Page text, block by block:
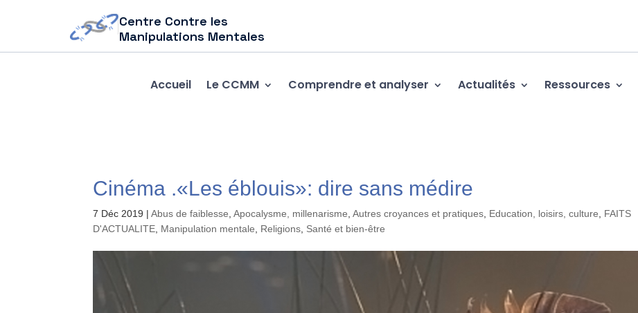
Centre Contre les
Manipulations Mentales
Accueil Le CCMM Comprendre et analyser Actualités Ressources
Cinéma .«Les éblouis»: dire sans médire
7 Déc 2019 |Abus de faiblesse ,Apocalysme, millenarisme ,Autres croyances et pratiques Education, loisirs, culture
FAITS
D'ACTUALITE Manipulation mentale Religions Santé et bien-être